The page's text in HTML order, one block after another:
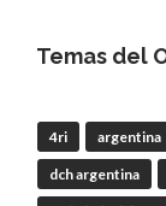
RT
Temas del
4ri argentina
dch argentina